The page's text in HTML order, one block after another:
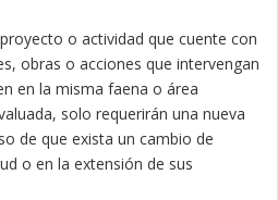
o actividad que cuente con
obras o acciones que intervengan
en la misma faena o área
solo requerirán una nueva
de que exista un cambio de
o en la extensión de sus